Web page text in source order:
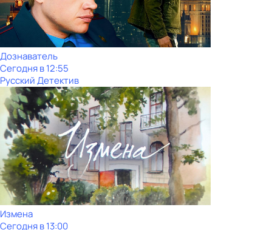
Дознаватель
Сегодня в 12:55
Русский Детектив
Измена
Сегодня в 13:00